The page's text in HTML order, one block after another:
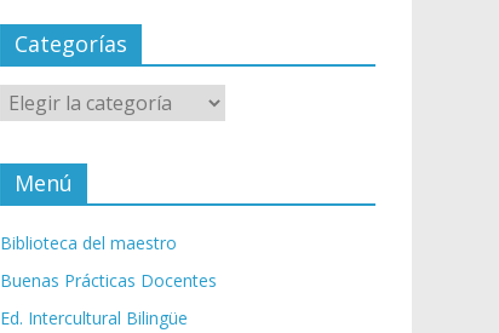
Categorías
Categorías
Menú
Biblioteca del maestro
Buenas Prácticas Docentes
Ed. Intercultural Bilingüe